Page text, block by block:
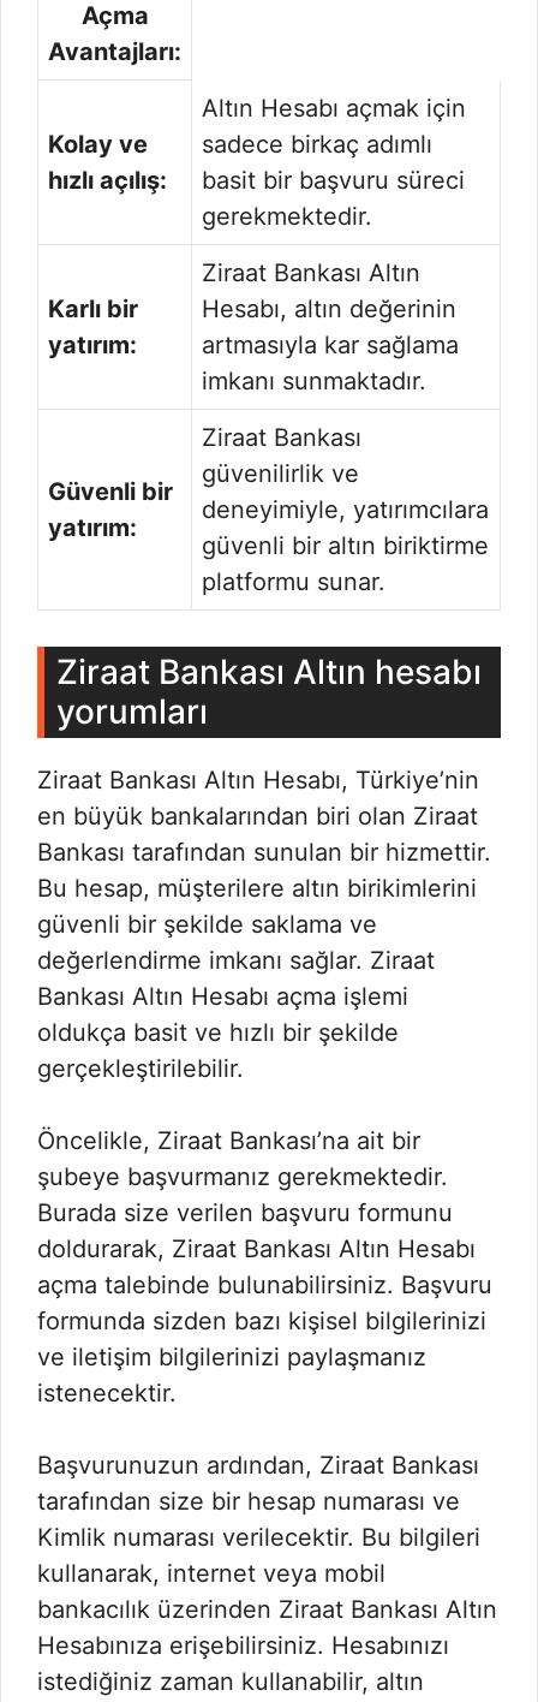
Açma
Avantajları:
Kolay ve
hızlı açılış:
Altın Hesabı açmak için
sadece birkaç adımlı
basit bir başvuru süreci
gerekmektedir.
Karlı bir
yatırım:
Ziraat Bankası Altın
Hesabı, altın değerinin
artmasıyla kar sağlama
imkanı sunmaktadır.
Güvenli bir
yatırım:
Ziraat Bankası
güvenilirlik ve
deneyimiyle, yatırımcılara
güvenli bir altın biriktirme
platformu sunar.
Ziraat Bankası Altın hesabı
yorumları
Ziraat Bankası Altın Hesabı, Türkiye’nin
en büyük bankalarından biri olan Ziraat
Bankası tarafından sunulan bir hizmettir.
Bu hesap, müşterilere altın birikimlerini
güvenli bir şekilde saklama ve
değerlendirme imkanı sağlar. Ziraat
Bankası Altın Hesabı açma işlemi
oldukça basit ve hızlı bir şekilde
gerçekleştirilebilir.
Öncelikle, Ziraat Bankası’na ait bir
şubeye başvurmanız gerekmektedir.
Burada size verilen başvuru formunu
doldurarak, Ziraat Bankası Altın Hesabı
açma talebinde bulunabilirsiniz. Başvuru
formunda sizden bazı kişisel bilgilerinizi
ve iletişim bilgilerinizi paylaşmanız
istenecektir.
Başvurunuzun ardından, Ziraat Bankası
tarafından size bir hesap numarası ve
Kimlik numarası verilecektir. Bu bilgileri
kullanarak, internet veya mobil
bankacılık üzerinden Ziraat Bankası Altın
Hesabınıza erişebilirsiniz. Hesabınızı
istediğiniz zaman kullanabilir, altın